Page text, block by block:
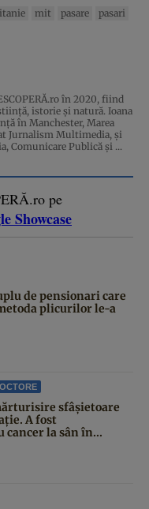
mit pasare
pasari
în 2020, fiind
istorie și natură. Ioana
în Manchester, Marea
Jurnalism Multimedia, și
Comunicare Publică și ...
pe
Showcase
de pensionari care
plicurilor le-a
sfâșietoare
A fost
cancer la sân în...